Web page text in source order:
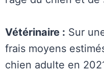
Vétérinaire : Sur
frais moyens
chien adulte en